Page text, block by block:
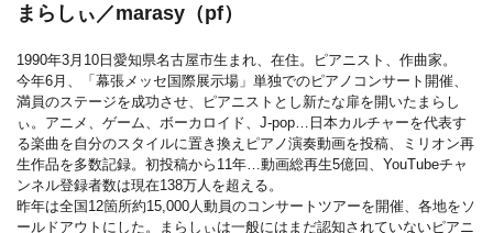
まらしぃ／marasy（pf）
1990年3月10日愛知県名古屋市生まれ、在住。ピアニスト、作曲家。
今年6月、「幕張メッセ国際展示場」単独でのピアノコンサート開催、
満員のステージを成功させ、ピアニストとし新たな扉を開いたまらし
ぃ。アニメ、ゲーム、ボーカロイド、J-pop…日本カルチャーを代表す
る楽曲を自分のスタイルに置き換えピアノ演奏動画を投稿、ミリオン再
生作品を多数記録。初投稿から11年…動画総再生5億回、YouTubeチャ
ンネル登録者数は現在138万人を超える。
昨年は全国12箇所約15,000人動員のコンサートツアーを開催、各地をソ
ールドアウトにした。まらしぃは一般にはまだ認知されていないピアニ